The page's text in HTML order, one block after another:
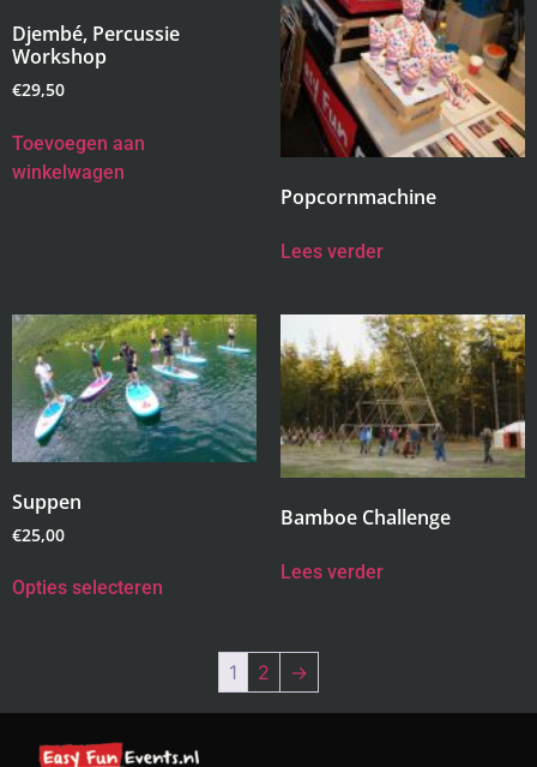
Djembé, Percussie
Workshop
€29,50
Toevoegen aan
winkelwagen
Popcornmachine
Lees verder
Suppen
€25,00
Opties selecteren
Bamboe Challenge
Lees verder
1 2 →